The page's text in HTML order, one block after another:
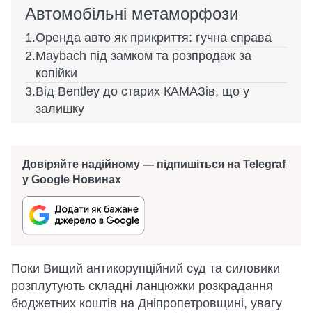
Автомобільні метаморфози
Оренда авто як прикриття: гучна справа
Maybach під замком та розпродаж за
копійки
Від Bentley до старих КАМАЗів, що у
залишку
Довіряйте надійному — підпишіться на Telegraf
у Google Новинах
Поки Вищий антикорупційний суд та силовики
розплутують складні ланцюжки розкрадання
бюджетних коштів на Дніпропетровщині, увагу